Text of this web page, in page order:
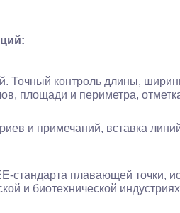
Точный контроль длины,
площади и периметра,
и примечаний, вставка
стандарта плавающей точки,
и биотехнической